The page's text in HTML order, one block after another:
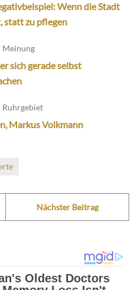
Wenn die Stadt
statt zu pflegen
Meinung
sich gerade selbst
Ruhrgebiet
Markus Volkmann
Nächster Beitrag